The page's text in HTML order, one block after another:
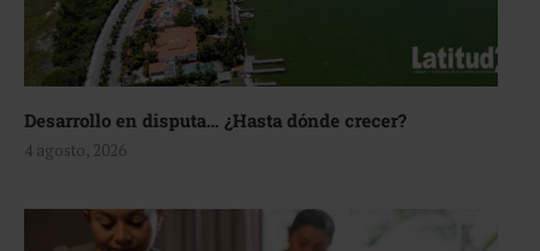
Desarrollo en disputa… ¿Hasta dónde crecer?
4 agosto, 2026